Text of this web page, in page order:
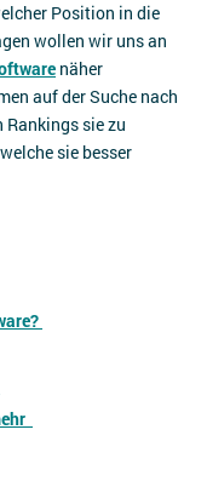
Position in die
wollen wir uns an
näher
auf der Suche nach
Rankings sie zu
sie besser